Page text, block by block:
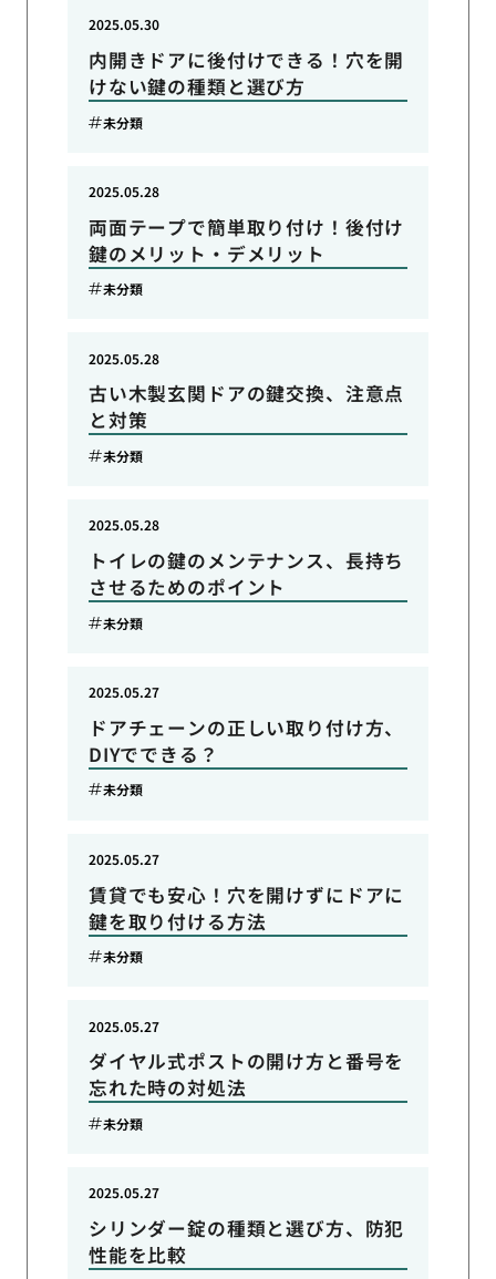
内開きドアに後付けできる！穴を開
けない鍵の種類と選び方
2025.05.30
未分類
両面テープで簡単取り付け！後付け
鍵のメリット・デメリット
2025.05.28
未分類
古い木製玄関ドアの鍵交換、注意点
と対策
2025.05.28
未分類
トイレの鍵のメンテナンス、長持ち
させるためのポイント
2025.05.28
未分類
ドアチェーンの正しい取り付け方、
DIYでできる？
2025.05.27
未分類
賃貸でも安心！穴を開けずにドアに
鍵を取り付ける方法
2025.05.27
未分類
ダイヤル式ポストの開け方と番号を
忘れた時の対処法
2025.05.27
未分類
シリンダー錠の種類と選び方、防犯
性能を比較
2025.05.27